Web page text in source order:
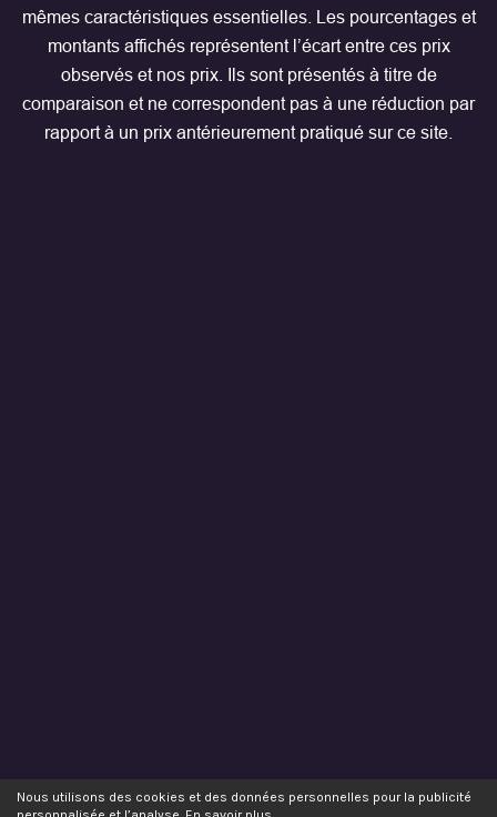
mêmes caractéristiques essentielles. Les pourcentages et
montants affichés représentent l’écart entre ces prix
observés et nos prix. Ils sont présentés à titre de
comparaison et ne correspondent pas à une réduction par
rapport à un prix antérieurement pratiqué sur ce site.
Nous utilisons des cookies et des données personnelles pour la publicité